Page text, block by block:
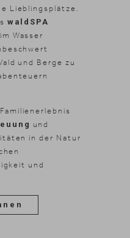
Lieblingsplätze.
waldSPA
Wasser
und Berge zu
und
in der Natur
und